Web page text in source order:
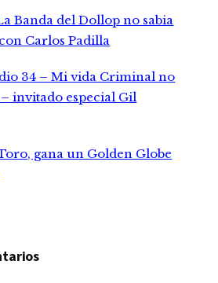
Banda del Dollop no sabia
Carlos Padilla
34 – Mi vida Criminal no
– invitado especial Gil
gana un Golden Globe